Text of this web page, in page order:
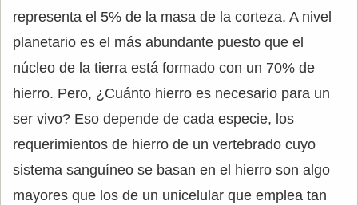
representa el 5% de la masa de la corteza. A nivel
planetario es el más abundante puesto que el
núcleo de la tierra está formado con un 70% de
hierro. Pero, ¿Cuánto hierro es necesario para un
ser vivo? Eso depende de cada especie, los
requerimientos de hierro de un vertebrado cuyo
sistema sanguíneo se basan en el hierro son algo
mayores que los de un unicelular que emplea tan